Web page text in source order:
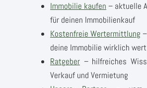
Immobilie kaufen – aktuelle
für deinen Immobilienkauf
Kostenfreie Wertermittlung
deine Immobilie wirklich
Ratgeber – hilfreiches
Verkauf und Vermietung